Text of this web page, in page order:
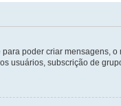
poder criar mensagens,
usuários, subscrição de